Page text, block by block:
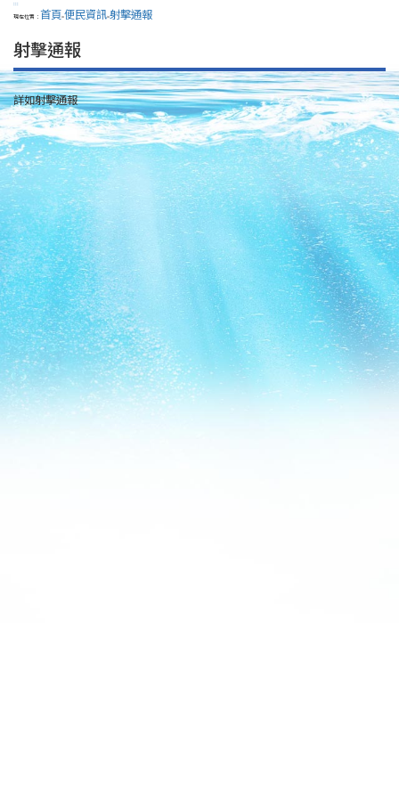
:::
現在位置： 首頁>便民資訊>射擊通報
射擊通報
詳如射擊通報